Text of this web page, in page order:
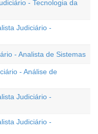
- Tecnologia da
Judiciário -
- Analista de Sistemas
- Análise de
Judiciário -
Judiciário -